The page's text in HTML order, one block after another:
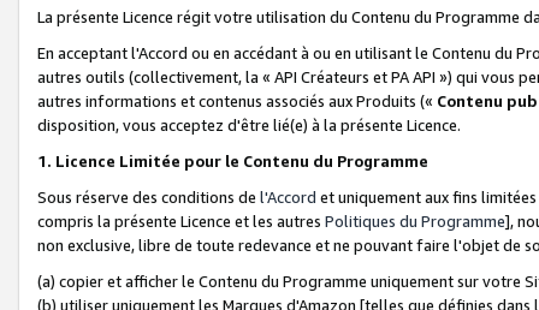
La présente Licence régit votre utilisation du Contenu du Programme
En acceptant l'Accord ou en accédant à ou en utilisant le Contenu du
autres outils (collectivement, la « API Créateurs et PA API ») qui vous
autres informations et contenus associés aux Produits (« Contenu
disposition, vous acceptez d'être lié(e) à la présente Licence.
1. Licence Limitée pour le Contenu du Programme
Sous réserve des conditions de l'Accord et uniquement aux fins
compris la présente Licence et les autres Politiques du Programme],
non exclusive, libre de toute redevance et ne pouvant faire l'objet de
(a) copier et afficher le Contenu du Programme uniquement sur votre
(b) utiliser uniquement les Marques d'Amazon [telles que définies dans